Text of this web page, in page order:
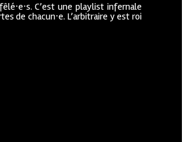
C’est une playlist infernale
de chacun⋅e. L’arbitraire y est roi